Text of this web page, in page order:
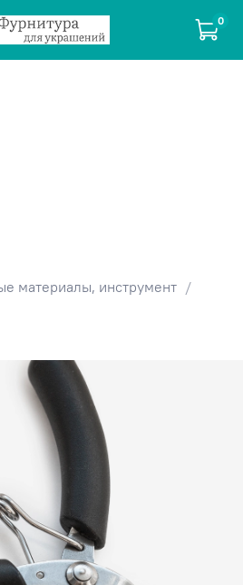
0
материалы, инструмент